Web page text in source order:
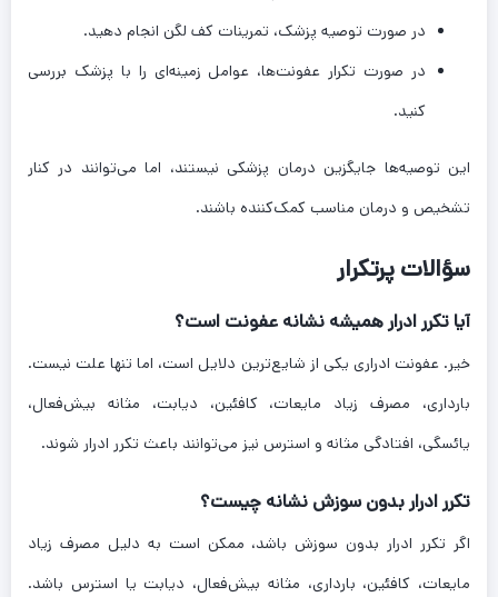
در صورت توصیه پزشک، تمرینات کف لگن انجام دهید.
در صورت تکرار عفونت‌ها، عوامل زمینه‌ای را با پزشک بررسی
کنید.
این توصیه‌ها جایگزین درمان پزشکی نیستند، اما می‌توانند در کنار
تشخیص و درمان مناسب کمک‌کننده باشند.
سؤالات پرتکرار
آیا تکرر ادرار همیشه نشانه عفونت است؟
خیر. عفونت ادراری یکی از شایع‌ترین دلایل است، اما تنها علت نیست.
بارداری، مصرف زیاد مایعات، کافئین، دیابت، مثانه بیش‌فعال،
یائسگی، افتادگی مثانه و استرس نیز می‌توانند باعث تکرر ادرار شوند.
تکرر ادرار بدون سوزش نشانه چیست؟
اگر تکرر ادرار بدون سوزش باشد، ممکن است به دلیل مصرف زیاد
مایعات، کافئین، بارداری، مثانه بیش‌فعال، دیابت یا استرس باشد.